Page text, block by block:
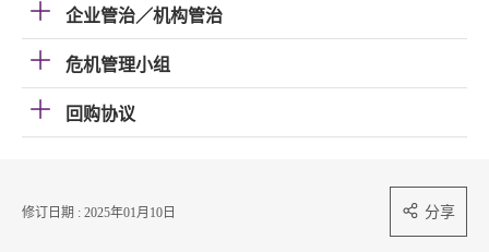
企业管治／机构管治
危机管理小组
回购协议
修订日期 : 2025年01月10日 分享